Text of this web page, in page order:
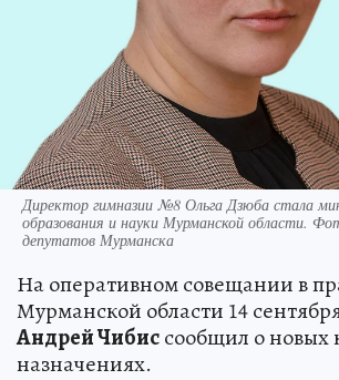
Директор гимназии №8 Ольга Дзюба стала
образования и науки Мурманской области.
депутатов Мурманска
На оперативном совещании в
Мурманской области 14
Андрей Чибиссообщил о новых
назначениях.